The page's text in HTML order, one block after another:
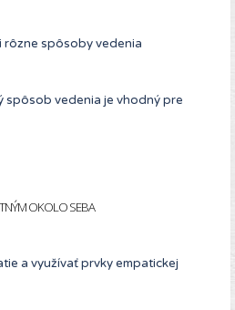
rôzne spôsoby vedenia
spôsob vedenia je vhodný pre
OKOLO SEBA
a využívať prvky empatickej